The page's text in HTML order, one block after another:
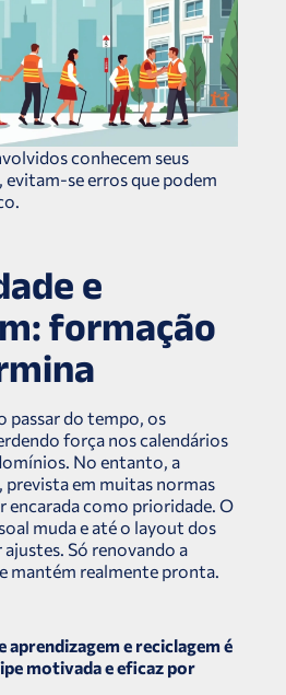
conhecem seus
evitam-se erros que podem
e
formação
passar do tempo, os
força nos calendários
No entanto, a
prevista em muitas normas
encarada como prioridade. O
muda e até o layout dos
Só renovando a
mantém realmente pronta.
aprendizagem e reciclagem é
motivada e eficaz por